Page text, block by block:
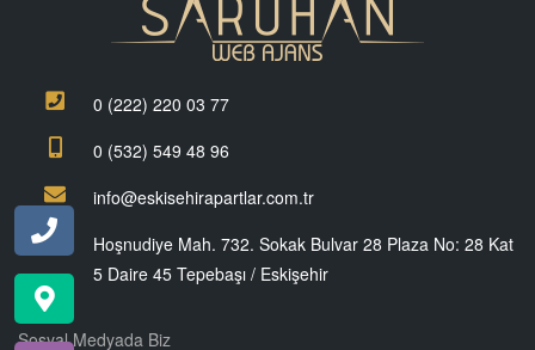
0 (222) 220 03 77
0 (532) 549 48 96
info@eskisehirapartlar.com.tr
Hoşnudiye Mah. 732. Sokak Bulvar 28 Plaza No: 28 Kat
5 Daire 45 Tepebaşı / Eskişehir
Sosyal Medyada Biz